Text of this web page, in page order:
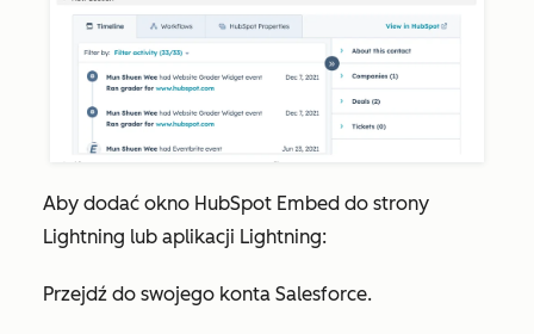
Aby dodać okno HubSpot Embed do strony
Lightning lub aplikacji Lightning:
Przejdź do swojego konta Salesforce.